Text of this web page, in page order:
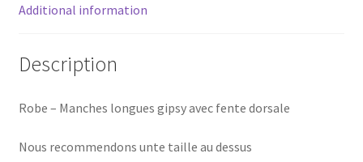
Additional information
Description
Robe – Manches longues gipsy avec fente dorsale
Nous recommendons unte taille au dessus